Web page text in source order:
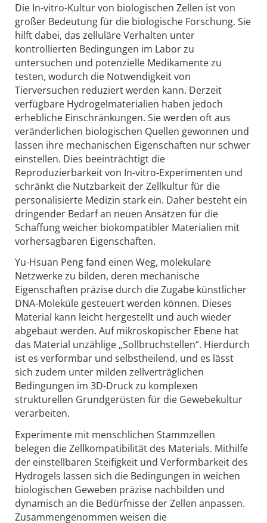
Die In-vitro-Kultur von biologischen Zellen ist von
großer Bedeutung für die biologische Forschung. Sie
hilft dabei, das zelluläre Verhalten unter
kontrollierten Bedingungen im Labor zu
untersuchen und potenzielle Medikamente zu
testen, wodurch die Notwendigkeit von
Tierversuchen reduziert werden kann. Derzeit
verfügbare Hydrogelmaterialien haben jedoch
erhebliche Einschränkungen. Sie werden oft aus
veränderlichen biologischen Quellen gewonnen und
lassen ihre mechanischen Eigenschaften nur schwer
einstellen. Dies beeinträchtigt die
Reproduzierbarkeit von In-vitro-Experimenten und
schränkt die Nutzbarkeit der Zellkultur für die
personalisierte Medizin stark ein. Daher besteht ein
dringender Bedarf an neuen Ansätzen für die
Schaffung weicher biokompatibler Materialien mit
vorhersagbaren Eigenschaften.
Yu-Hsuan Peng fand einen Weg, molekulare
Netzwerke zu bilden, deren mechanische
Eigenschaften präzise durch die Zugabe künstlicher
DNA-Moleküle gesteuert werden können. Dieses
Material kann leicht hergestellt und auch wieder
abgebaut werden. Auf mikroskopischer Ebene hat
das Material unzählige „Sollbruchstellen“. Hierdurch
ist es verformbar und selbstheilend, und es lässt
sich zudem unter milden zellverträglichen
Bedingungen im 3D-Druck zu komplexen
strukturellen Grundgerüsten für die Gewebekultur
verarbeiten.
Experimente mit menschlichen Stammzellen
belegen die Zellkompatibilität des Materials. Mithilfe
der einstellbaren Steifigkeit und Verformbarkeit des
Hydrogels lassen sich die Bedingungen in weichen
biologischen Geweben präzise nachbilden und
dynamisch an die Bedürfnisse der Zellen anpassen.
Zusammengenommen weisen die